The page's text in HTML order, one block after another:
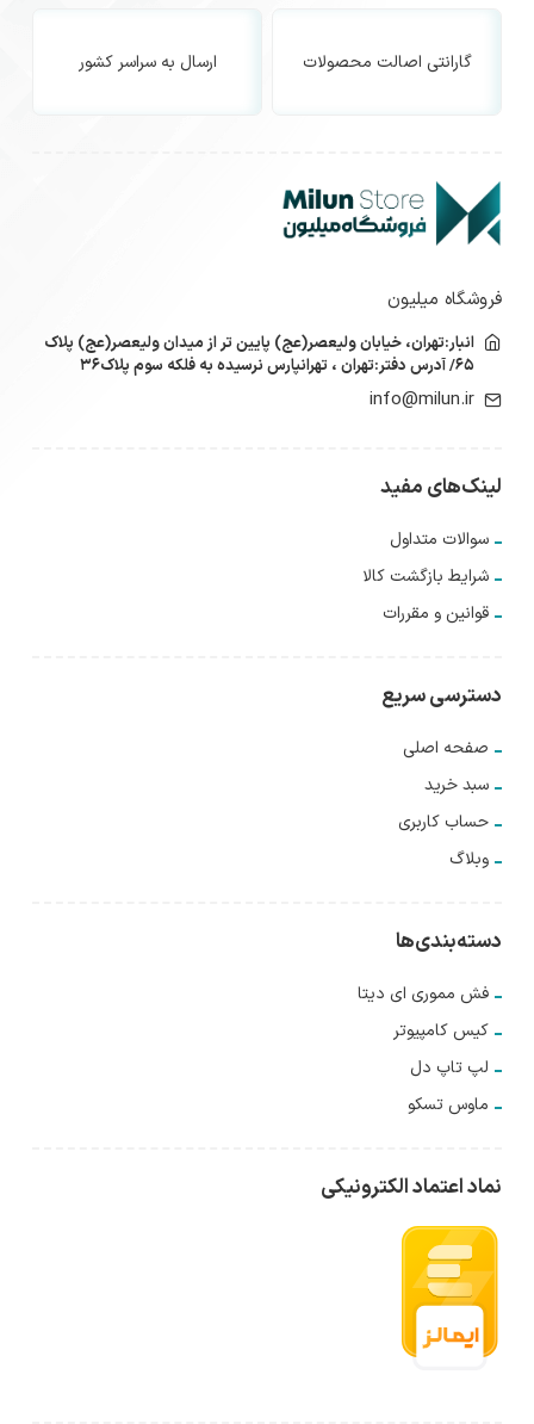
گارانتی اصالت محصولات ارسال به سراسر کشور
فروشگاه میلیون
انبار:تهران، خیابان ولیعصر(عج) پایین تر از میدان ولیعصر(عج) پلاک
۶۵/ آدرس دفتر:تهران ، تهرانپارس نرسیده به فلکه سوم پلاک۳۶
info@milun.ir
لینک‌های مفید
سوالات متداول
شرایط بازگشت کالا
قوانین و مقررات
دسترسی سریع
صفحه اصلی
سبد خرید
حساب کاربری
وبلاگ
دسته‌بندی‌ها
فش مموری ای دیتا
کیس کامپیوتر
لپ تاپ دل
ماوس تسکو
نماد اعتماد الکترونیکی